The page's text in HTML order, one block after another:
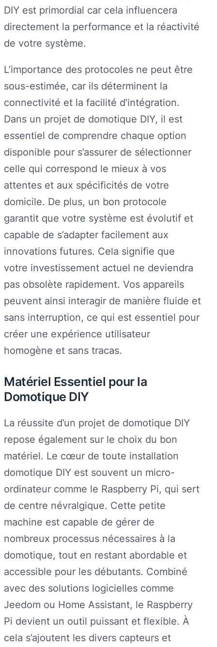
DIY est primordial car cela influencera
directement la performance et la réactivité
de votre système.
L’importance des protocoles ne peut être
sous-estimée, car ils déterminent la
connectivité et la facilité d’intégration.
Dans un projet de domotique DIY, il est
essentiel de comprendre chaque option
disponible pour s’assurer de sélectionner
celle qui correspond le mieux à vos
attentes et aux spécificités de votre
domicile. De plus, un bon protocole
garantit que votre système est évolutif et
capable de s’adapter facilement aux
innovations futures. Cela signifie que
votre investissement actuel ne deviendra
pas obsolète rapidement. Vos appareils
peuvent ainsi interagir de manière fluide et
sans interruption, ce qui est essentiel pour
créer une expérience utilisateur
homogène et sans tracas.
Matériel Essentiel pour la
Domotique DIY
La réussite d’un projet de domotique DIY
repose également sur le choix du bon
matériel. Le cœur de toute installation
domotique DIY est souvent un micro-
ordinateur comme le Raspberry Pi, qui sert
de centre névralgique. Cette petite
machine est capable de gérer de
nombreux processus nécessaires à la
domotique, tout en restant abordable et
accessible pour les débutants. Combiné
avec des solutions logicielles comme
Jeedom ou Home Assistant, le Raspberry
Pi devient un outil puissant et flexible. À
cela s’ajoutent les divers capteurs et